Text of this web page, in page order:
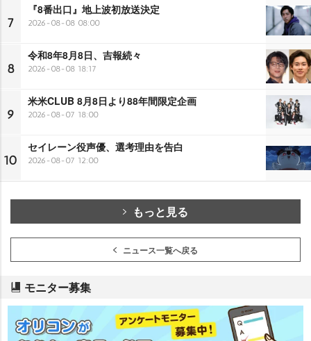
7
『8番出口』地上波初放送決定
2026-08-08 08:00
8
令和8年8月8日、吉報続々
2026-08-08 18:17
9
米米CLUB 8月8日より88年間限定企画
2026-08-07 18:00
10
セイレーン役声優、選考理由を告白
2026-08-07 12:00
もっと見る
ニュース一覧へ戻る
モニター募集